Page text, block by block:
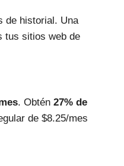
de historial. Una
tus sitios web de
. Obtén 27% de
de $8.25/mes